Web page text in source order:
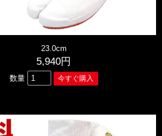
23.0cm
5,940円
数量